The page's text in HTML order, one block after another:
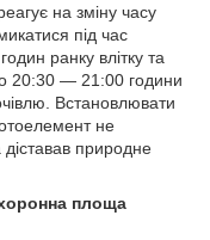
на зміну часу
під час
ранку влітку та
20:30 — 21:00 години
Встановлювати
не
природне
площа